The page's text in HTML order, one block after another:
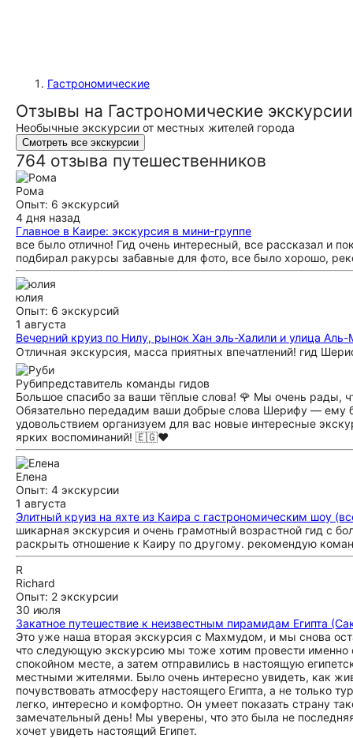
Гастрономические
Отзывы на Гастрономические
Необычные экскурсии от местных жителей города
Смотреть все экскурсии
764 отзыва путешественников
Рома
Опыт: 6 экскурсий
4 дня назад
Главное в Каире: экскурсия в мини-группе
все было отлично! Гид очень интересный, все рассказал и
подбирал ракурсы забавные для фото, все было хорошо,
юлия
Опыт: 6 экскурсий
1 августа
Вечерний круиз по Нилу, рынок Хан эль-Халили и улица
Отличная экскурсия, масса приятных впечатлений! гид
Рубипредставитель команды гидов
Большое спасибо за ваши тёплые слова! 🌹 Мы очень рады,
Обязательно передадим ваши добрые слова Шерифу — ему
удовольствием организуем для вас новые интересные
ярких воспоминаний! 🇪🇬❤️
Елена
Опыт: 4 экскурсии
1 августа
Элитный круиз на яхте из Каира с гастрономическим шоу
шикарная экскурсия и очень грамотный возрастной гид с
раскрыть отношение к Каиру по другому. рекомендую
R
Richard
Опыт: 2 экскурсии
30 июля
Закатное путешествие к неизвестным пирамидам Египта
Это уже наша вторая экскурсия с Махмудом, и мы снова
что следующую экскурсию мы тоже хотим провести именно
спокойном месте, а затем отправились в настоящую
местными жителями. Было очень интересно увидеть, как
почувствовать атмосферу настоящего Египта, а не только
легко, интересно и комфортно. Он умеет показать страну
замечательный день! Мы уверены, что это была не
хочет увидеть настоящий Египет.